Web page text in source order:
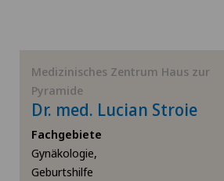
Medizinisches Zentrum Haus zur
Pyramide
Dr. med. Lucian Stroie
Fachgebiete
Gynäkologie,
Geburtshilfe